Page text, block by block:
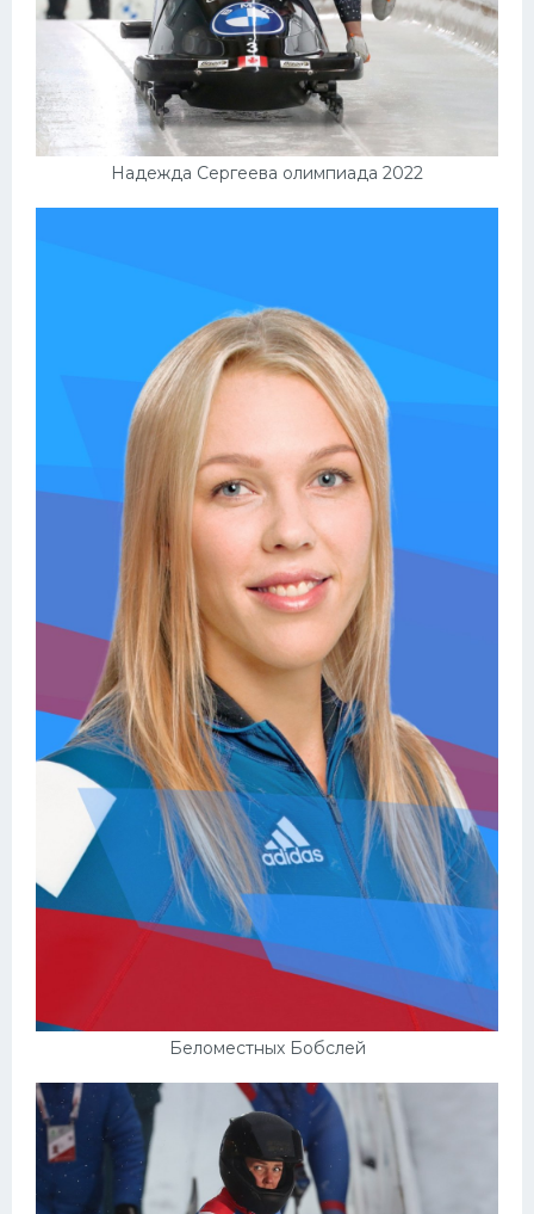
Надежда Сергеева олимпиада 2022
Беломестных Бобслей